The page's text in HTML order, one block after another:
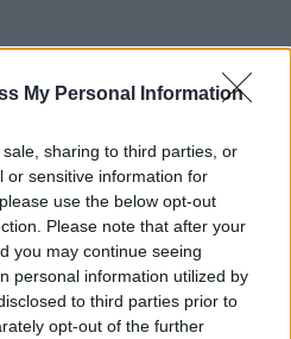
My Personal Information
sharing to third parties, or
or sensitive information for
use the below opt-out
Please note that after your
you may continue seeing
personal information utilized by
to third parties prior to
opt-out of the further
έβαλαν… πράσινο στο
τους (εικόνες)
οι οποίοι το πρωί της…
2025